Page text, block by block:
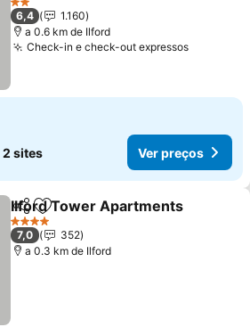
Ver preços
2 Estrelas
6,4
1.160
a 0.6 km de Ilford
Check-in e check-out expressosVer
2 sites Ver preços
PartilharAdicionar aos favoritos
Ilford Tower Apartments
4 Estrelas
7,0
352
a 0.3 km de Ilford